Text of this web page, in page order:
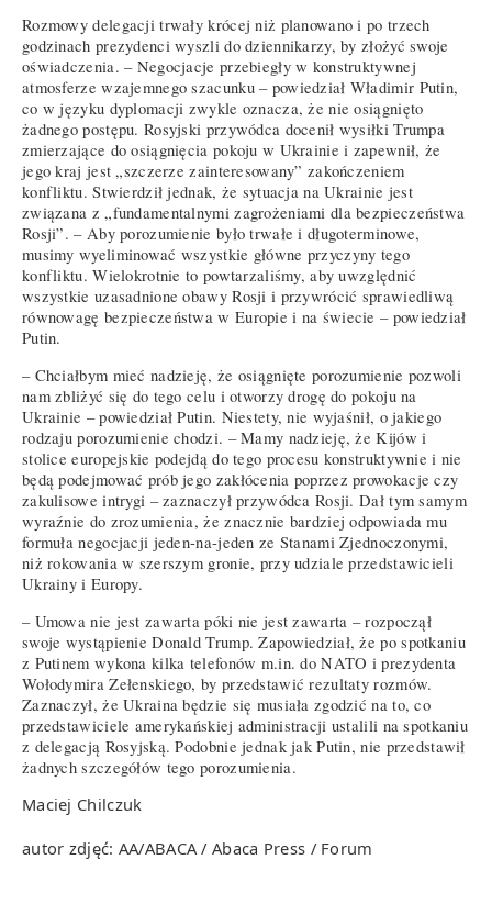
Rozmowy delegacji trwały krócej niż planowano i po trzech
godzinach prezydenci wyszli do dziennikarzy, by złożyć swoje
oświadczenia. – Negocjacje przebiegły w konstruktywnej
atmosferze wzajemnego szacunku – powiedział Władimir Putin,
co w języku dyplomacji zwykle oznacza, że nie osiągnięto
żadnego postępu. Rosyjski przywódca docenił wysiłki Trumpa
zmierzające do osiągnięcia pokoju w Ukrainie i zapewnił, że
jego kraj jest „szczerze zainteresowany” zakończeniem
konfliktu. Stwierdził jednak, że sytuacja na Ukrainie jest
związana z „fundamentalnymi zagrożeniami dla bezpieczeństwa
Rosji”. – Aby porozumienie było trwałe i długoterminowe,
musimy wyeliminować wszystkie główne przyczyny tego
konfliktu. Wielokrotnie to powtarzaliśmy, aby uwzględnić
wszystkie uzasadnione obawy Rosji i przywrócić sprawiedliwą
równowagę bezpieczeństwa w Europie i na świecie – powiedział
Putin.
– Chciałbym mieć nadzieję, że osiągnięte porozumienie pozwoli
nam zbliżyć się do tego celu i otworzy drogę do pokoju na
Ukrainie – powiedział Putin. Niestety, nie wyjaśnił, o jakiego
rodzaju porozumienie chodzi. – Mamy nadzieję, że Kijów i
stolice europejskie podejdą do tego procesu konstruktywnie i nie
będą podejmować prób jego zakłócenia poprzez prowokacje czy
zakulisowe intrygi – zaznaczył przywódca Rosji. Dał tym samym
wyraźnie do zrozumienia, że znacznie bardziej odpowiada mu
formuła negocjacji jeden-na-jeden ze Stanami Zjednoczonymi,
niż rokowania w szerszym gronie, przy udziale przedstawicieli
Ukrainy i Europy.
– Umowa nie jest zawarta póki nie jest zawarta – rozpoczął
swoje wystąpienie Donald Trump. Zapowiedział, że po spotkaniu
z Putinem wykona kilka telefonów m.in. do NATO i prezydenta
Wołodymira Zełenskiego, by przedstawić rezultaty rozmów.
Zaznaczył, że Ukraina będzie się musiała zgodzić na to, co
przedstawiciele amerykańskiej administracji ustalili na spotkaniu
z delegacją Rosyjską. Podobnie jednak jak Putin, nie przedstawił
żadnych szczegółów tego porozumienia.
Maciej Chilczuk
autor zdjęć: AA/ABACA / Abaca Press / Forum